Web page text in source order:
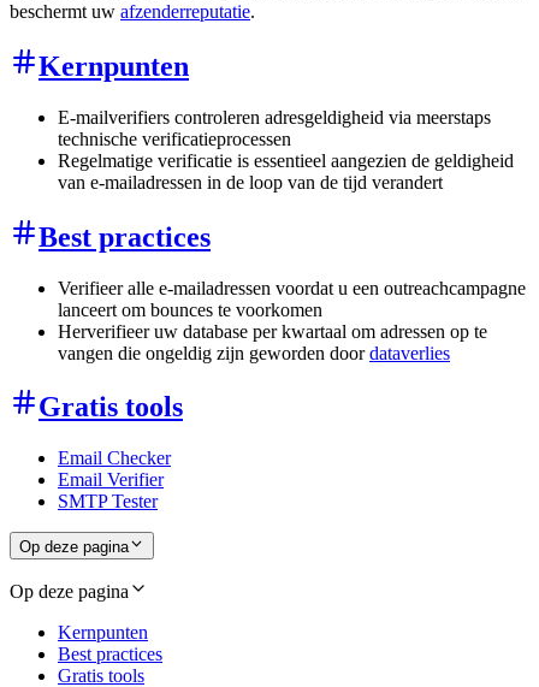
beschermt uw afzenderreputatie.
Kernpunten
E-mailverifiers controleren adresgeldigheid via meerstaps
technische verificatieprocessen
Regelmatige verificatie is essentieel aangezien de geldigheid
van e-mailadressen in de loop van de tijd verandert
Best practices
Verifieer alle e-mailadressen voordat u een outreachcampagne
lanceert om bounces te voorkomen
Herverifieer uw database per kwartaal om adressen op te
vangen die ongeldig zijn geworden doordataverlies
Gratis tools
Email Checker
Email Verifier
SMTP Tester
Op deze pagina
Op deze pagina
Kernpunten
Best practices
Gratis tools